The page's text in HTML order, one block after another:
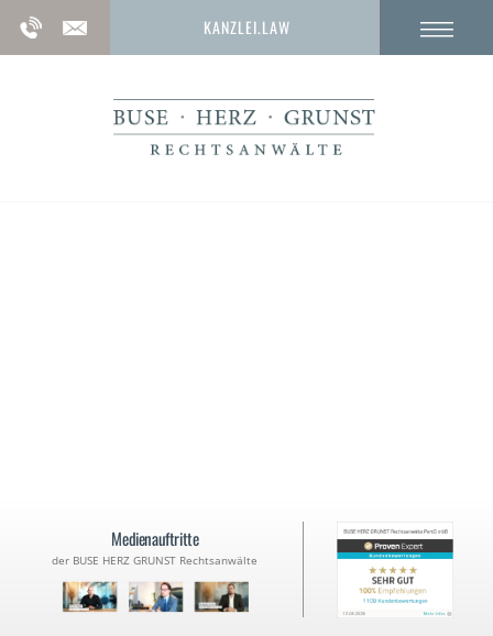
KANZLEI.LAW
Medienauftritte
der BUSE HERZ GRUNST Rechtsanwälte